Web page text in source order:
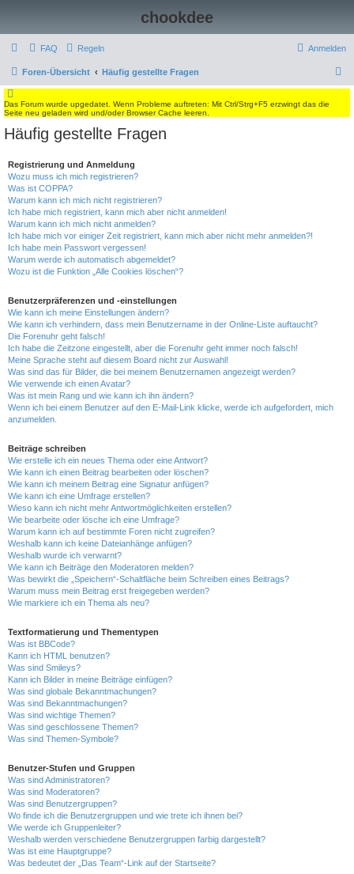
chookdee
FAQ Regeln Anmelden
Foren-Übersicht Häufig gestellte Fragen
u
Das Forum wurde upgedatet. Wenn Probleme auftreten: Mit Ctrl/Strg+F5 erzwingt das die
Seite neu geladen wird und/oder Browser Cache leeren.
Häufig gestellte Fragen
Registrierung und Anmeldung
Wozu muss ich mich registrieren?
Was ist COPPA?
Warum kann ich mich nicht registrieren?
Ich habe mich registriert, kann mich aber nicht anmelden!
Warum kann ich mich nicht anmelden?
Ich habe mich vor einiger Zeit registriert, kann mich aber nicht mehr anmelden?!
Ich habe mein Passwort vergessen!
Warum werde ich automatisch abgemeldet?
Wozu ist die Funktion „Alle Cookies löschen“?
Benutzerpräferenzen und -einstellungen
Wie kann ich meine Einstellungen ändern?
Wie kann ich verhindern, dass mein Benutzername in der Online-Liste auftaucht?
Die Forenuhr geht falsch!
Ich habe die Zeitzone eingestellt, aber die Forenuhr geht immer noch falsch!
Meine Sprache steht auf diesem Board nicht zur Auswahl!
Was sind das für Bilder, die bei meinem Benutzernamen angezeigt werden?
Wie verwende ich einen Avatar?
Was ist mein Rang und wie kann ich ihn ändern?
Wenn ich bei einem Benutzer auf den E-Mail-Link klicke, werde ich aufgefordert, mich
anzumelden.
Beiträge schreiben
Wie erstelle ich ein neues Thema oder eine Antwort?
Wie kann ich einen Beitrag bearbeiten oder löschen?
Wie kann ich meinem Beitrag eine Signatur anfügen?
Wie kann ich eine Umfrage erstellen?
Wieso kann ich nicht mehr Antwortmöglichkeiten erstellen?
Wie bearbeite oder lösche ich eine Umfrage?
Warum kann ich auf bestimmte Foren nicht zugreifen?
Weshalb kann ich keine Dateianhänge anfügen?
Weshalb wurde ich verwarnt?
Wie kann ich Beiträge den Moderatoren melden?
Was bewirkt die „Speichern“-Schaltfläche beim Schreiben eines Beitrags?
Warum muss mein Beitrag erst freigegeben werden?
Wie markiere ich ein Thema als neu?
Textformatierung und Thementypen
Was ist BBCode?
Kann ich HTML benutzen?
Was sind Smileys?
Kann ich Bilder in meine Beiträge einfügen?
Was sind globale Bekanntmachungen?
Was sind Bekanntmachungen?
Was sind wichtige Themen?
Was sind geschlossene Themen?
Was sind Themen-Symbole?
Benutzer-Stufen und Gruppen
Was sind Administratoren?
Was sind Moderatoren?
Was sind Benutzergruppen?
Wo finde ich die Benutzergruppen und wie trete ich ihnen bei?
Wie werde ich Gruppenleiter?
Weshalb werden verschiedene Benutzergruppen farbig dargestellt?
Was ist eine Hauptgruppe?
Was bedeutet der „Das Team“-Link auf der Startseite?